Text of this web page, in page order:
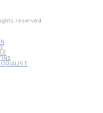
reserved